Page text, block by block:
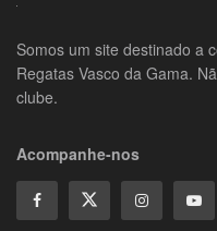
Somos um site destinado a
Regatas Vasco da Gama.
clube.
Acompanhe-nos